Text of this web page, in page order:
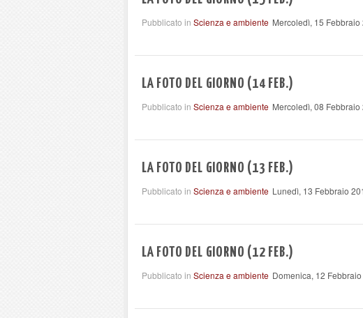
Pubblicato in Scienza e ambiente Mercoledì, 15 Febbraio
LA FOTO DEL GIORNO (14 FEB.)
Pubblicato in Scienza e ambiente Mercoledì, 08 Febbraio
LA FOTO DEL GIORNO (13 FEB.)
Pubblicato in Scienza e ambiente Lunedì, 13 Febbraio
LA FOTO DEL GIORNO (12 FEB.)
Pubblicato in Scienza e ambiente Domenica, 12